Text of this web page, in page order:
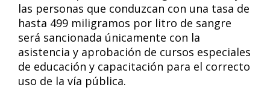
las personas que conduzcan con una tasa de
hasta 499 miligramos por litro de sangre
será sancionada únicamente con la
asistencia y aprobación de cursos especiales
de educación y capacitación para el correcto
uso de la vía pública.